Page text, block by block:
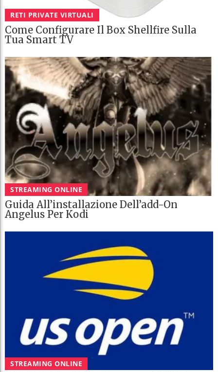
RETI PRIVATE VIRTUALI
Come Configurare Il Box Shellfire Sulla
Tua Smart TV
STREAMING ONLINE
Guida All’installazione Dell’add-On
Angelus Per Kodi
STREAMING ONLINE